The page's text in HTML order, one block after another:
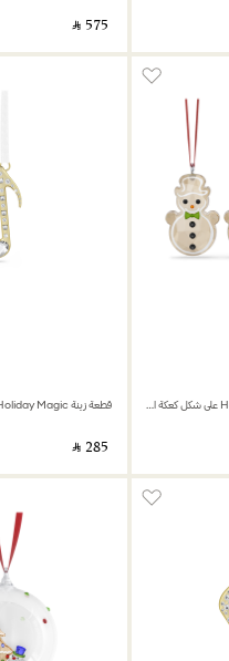
‎ ⃁ ⁦575⁩ ‎
طقم قطع زينة Holiday Cheers على شكل كعكة الزنجبيل
‎ ⃁ ⁦285⁩ ‎